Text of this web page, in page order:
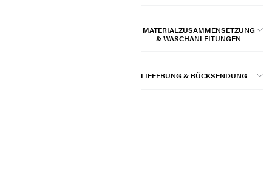
MATERIALZUSAMMENSETZUNG
& WASCHANLEITUNGEN
LIEFERUNG & RÜCKSENDUNG